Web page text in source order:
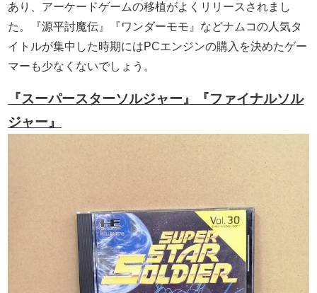
あり、アーケードゲームの移植がよくリリースされまし
た。『源平討魔伝』『ワンダーモモ』などナムコの人気タ
イトルが集中した時期にはPCエンジンの購入を決めたゲー
マーも少なくないでしょう。
『スーパースターソルジャー』『ファイナルソル
ジャー』